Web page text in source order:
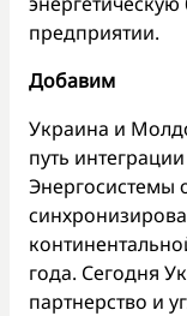
предприятии.
Добавим
Украина и
путь
Энергосистемы
года. Сегодня
партнерство и